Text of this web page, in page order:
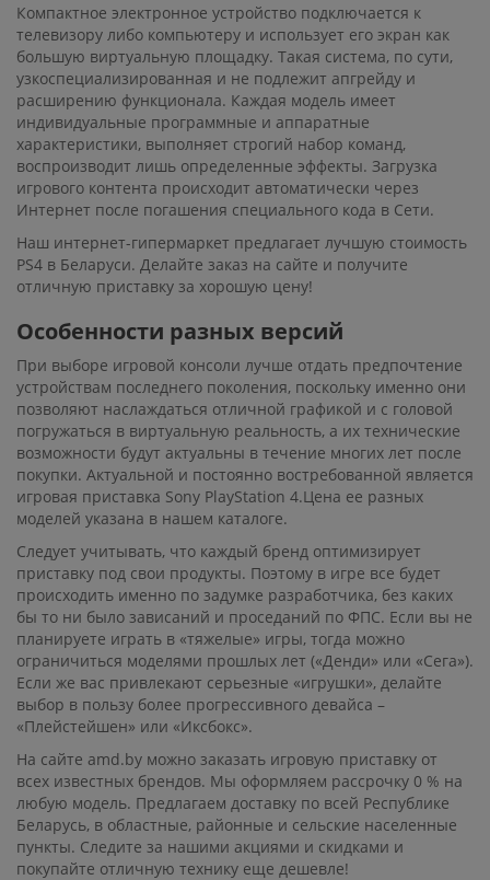
Компактное электронное устройство подключается к
телевизору либо компьютеру и использует его экран как
большую виртуальную площадку. Такая система, по сути,
узкоспециализированная и не подлежит апгрейду и
расширению функционала. Каждая модель имеет
индивидуальные программные и аппаратные
характеристики, выполняет строгий набор команд,
воспроизводит лишь определенные эффекты. Загрузка
игрового контента происходит автоматически через
Интернет после погашения специального кода в Сети.
Наш интернет-гипермаркет предлагает лучшую стоимость
PS4 в Беларуси. Делайте заказ на сайте и получите
отличную приставку за хорошую цену!
Особенности разных версий
При выборе игровой консоли лучше отдать предпочтение
устройствам последнего поколения, поскольку именно они
позволяют наслаждаться отличной графикой и с головой
погружаться в виртуальную реальность, а их технические
возможности будут актуальны в течение многих лет после
покупки. Актуальной и постоянно востребованной является
игровая приставка Sony PlayStation 4.Цена ее разных
моделей указана в нашем каталоге.
Следует учитывать, что каждый бренд оптимизирует
приставку под свои продукты. Поэтому в игре все будет
происходить именно по задумке разработчика, без каких
бы то ни было зависаний и проседаний по ФПС. Если вы не
планируете играть в «тяжелые» игры, тогда можно
ограничиться моделями прошлых лет («Денди» или «Сега»).
Если же вас привлекают серьезные «игрушки», делайте
выбор в пользу более прогрессивного девайса –
«Плейстейшен» или «Иксбокс».
На сайте amd.by можно заказать игровую приставку от
всех известных брендов. Мы оформляем рассрочку 0 % на
любую модель. Предлагаем доставку по всей Республике
Беларусь, в областные, районные и сельские населенные
пункты. Следите за нашими акциями и скидками и
покупайте отличную технику еще дешевле!